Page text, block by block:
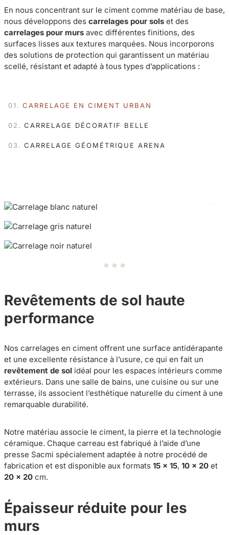
En nous concentrant sur le ciment comme matériau de base,
nous développons des carrelages pour sols et des
carrelages pour murs avec différentes finitions, des
surfaces lisses aux textures marquées. Nous incorporons
des solutions de protection qui garantissent un matériau
scellé, résistant et adapté à tous types d’applications :
CARRELAGE EN CIMENT URBAN
CARRELAGE DÉCORATIF BELLE
CARRELAGE GÉOMÉTRIQUE ARENA
Revêtements de sol haute
performance
Nos carrelages en ciment offrent une surface antidérapante
et une excellente résistance à l’usure, ce qui en fait un
revêtement de sol idéal pour les espaces intérieurs comme
extérieurs. Dans une salle de bains, une cuisine ou sur une
terrasse, ils associent l’esthétique naturelle du ciment à une
remarquable durabilité.
Notre matériau associe le ciment, la pierre et la technologie
céramique. Chaque carreau est fabriqué à l’aide d’une
presse Sacmi spécialement adaptée à notre procédé de
fabrication et est disponible aux formats 15 × 15, 10 × 20 et
20 × 20 cm.
Épaisseur réduite pour les
murs